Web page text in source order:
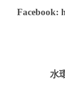
Facebook:
水